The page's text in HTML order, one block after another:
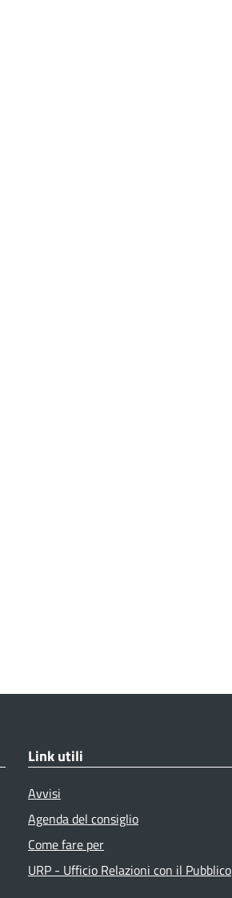
Link utili
Avvisi
Agenda del consiglio
Come fare per
URP - Ufficio Relazioni con il Pubblico